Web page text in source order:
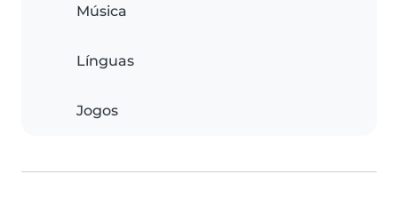
Música
Línguas
Jogos